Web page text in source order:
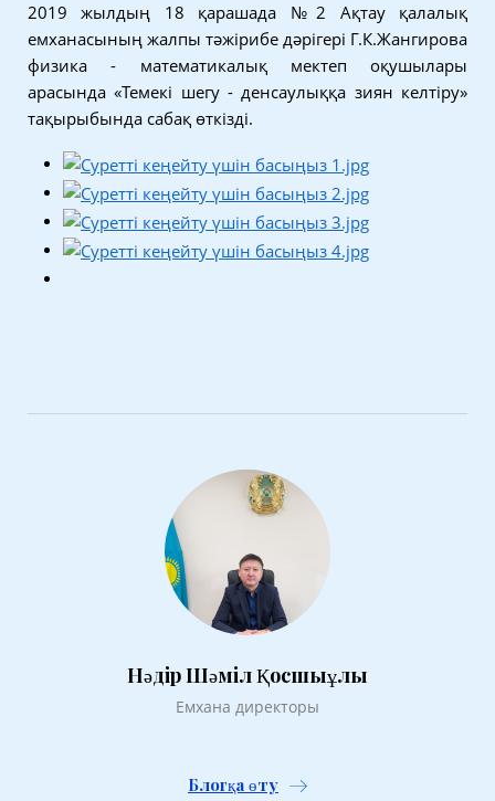
2019 жылдың 18 қарашада №2 Ақтау қалалық
емханасының жалпы тәжірибе дәрігері Г.К.Жангирова
физика - математикалық мектеп оқушылары
арасында «Темекі шегу - денсаулыққа зиян келтіру»
тақырыбында сабақ өткізді.
Нәдір Шәміл Қосшыұлы
Емхана директоры
Блогқа өту